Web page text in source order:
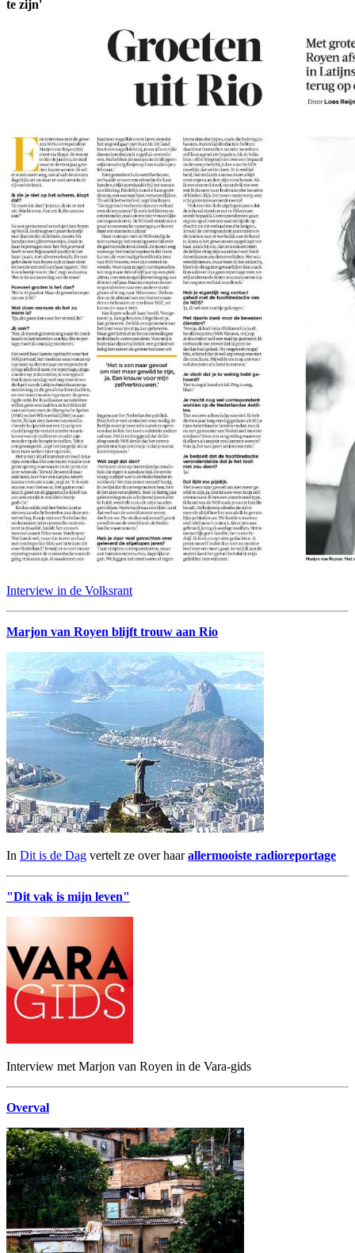
te zijn'
Interview in de Volksrant
Marjon van Royen blijft trouw aan Rio
In Dit is de Dag vertelt ze over haarallermooiste radioreportage
"Dit vak is mijn leven"
Interview met Marjon van Royen in de Vara-gids
Overval